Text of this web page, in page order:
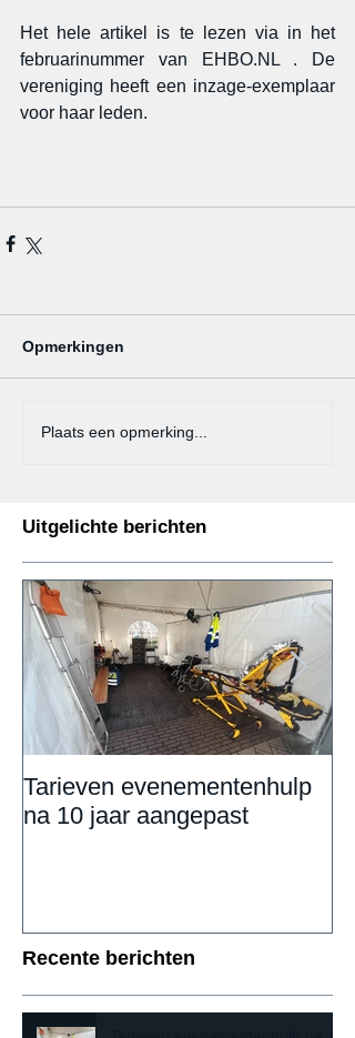
Het hele artikel is te lezen via in het
februarinummer van EHBO.NL . De
vereniging heeft een inzage-exemplaar
voor haar leden.
Opmerkingen
Plaats een opmerking...
Uitgelichte berichten
Tarieven evenementenhulp
na 10 jaar aangepast
Recente berichten